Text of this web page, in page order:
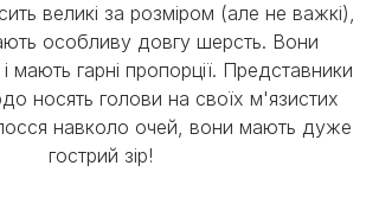
великі за розміром (але не важкі),
особливу довгу шерсть. Вони
і мають гарні пропорції. Представники
носять голови на своїх м'язистих
навколо очей, вони мають дуже
гострий зір!